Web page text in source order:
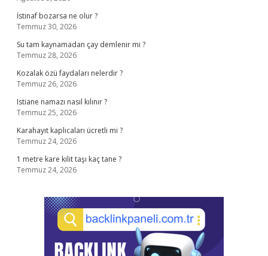
İstinaf bozarsa ne olur ?
Temmuz 30, 2026
Su tam kaynamadan çay demlenir mi ?
Temmuz 28, 2026
Kozalak özü faydaları nelerdir ?
Temmuz 26, 2026
Istiane namazı nasıl kılınır ?
Temmuz 25, 2026
Karahayıt kaplıcaları ücretli mi ?
Temmuz 24, 2026
1 metre kare kilit taşı kaç tane ?
Temmuz 24, 2026